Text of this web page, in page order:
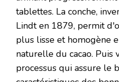
tablettes. La conche,
Lindt en 1879, permit
plus lisse et homogène
naturelle du cacao. Puis
processus qui assure le